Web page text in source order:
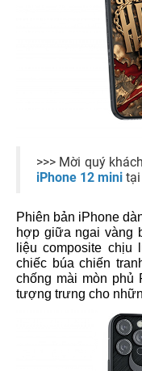
>>> Mời quý
iPhone 12 mini
Phiên bản iPhone
hợp giữa ngai vàng
liệu composite
chiếc búa chiến
chống mài mòn phủ
tượng trưng cho